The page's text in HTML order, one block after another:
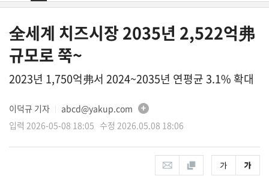
全세계 치즈시장 2035년 2,522억弗
규모로 쭉~
2023년 1,750억弗서 2024~2035년 연평균 3.1% 확대
이덕규 기자
abcd@yakup.com
입력 2026-05-08 18:05 수정 2026.05.08 18:06